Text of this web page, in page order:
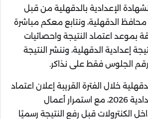
الشهادة الإعدادية بالدقهلية من قبل
محافظ الدقهلية، ونتابع معكم مباشرة
بموعد اعتماد النتيجة واحصائيات
إعدادية الدقهلية، وننشر النتيجة
الجلوس فقط على نذاكر.
خلال الفترة القريبة إعلان اعتماد
نتيجة الشهادة الإعدادية 2026، مع استمرار أعمال
الكنترولات قبل رفع النتيجة رسميًا